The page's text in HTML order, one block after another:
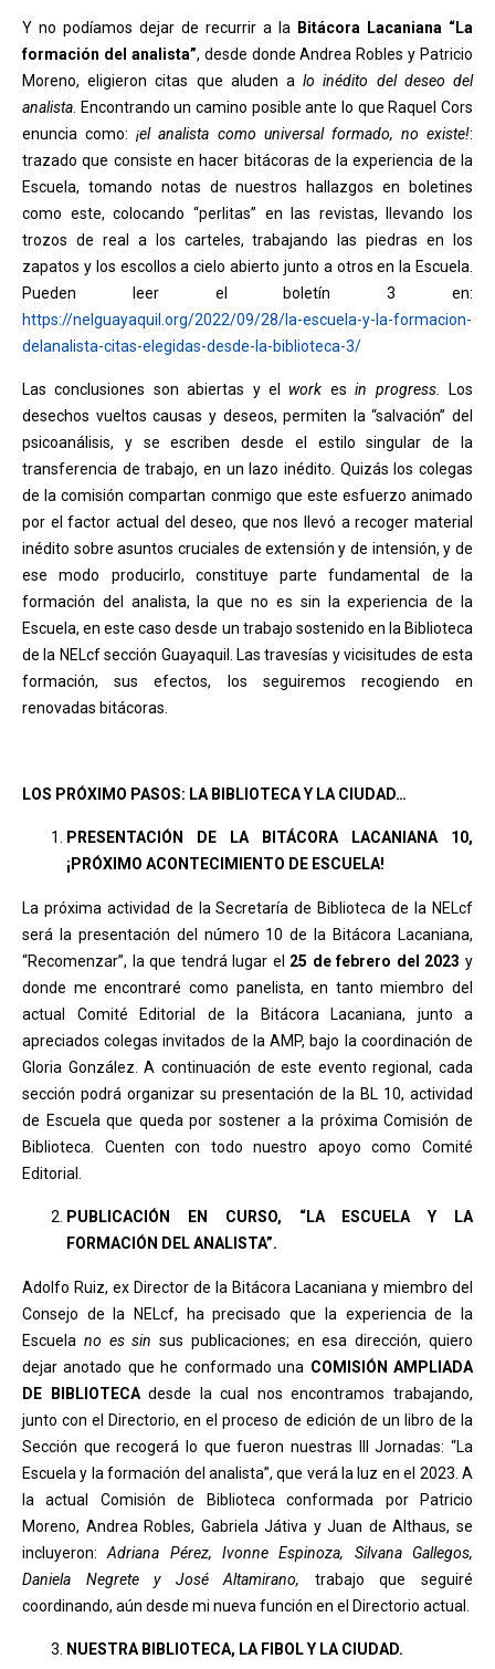
Y no podíamos dejar de recurrir a la Bitácora Lacaniana “La
formación del analista”, desde donde Andrea Robles y Patricio
Moreno, eligieron citas que aluden alo inédito del deseo del
analista . Encontrando un camino posible ante lo que Raquel Cors
enuncia como:¡el analista como universal formado, no existe!:
trazado que consiste en hacer bitácoras de la experiencia de la
Escuela, tomando notas de nuestros hallazgos en boletines
como este, colocando “perlitas” en las revistas, llevando los
trozos de real a los carteles, trabajando las piedras en los
zapatos y los escollos a cielo abierto junto a otros en la Escuela.
Pueden leer el boletín 3 en:
https://nelguayaquil.org/2022/09/28/la-escuela-y-la-formacion-
delanalista-citas-elegidas-desde-la-biblioteca-3/
Las conclusiones son abiertas y el work esin progress.
Los
desechos vueltos causas y deseos, permiten la “salvación” del
psicoanálisis, y se escriben desde el estilo singular de la
transferencia de trabajo, en un lazo inédito. Quizás los colegas
de la comisión compartan conmigo que este esfuerzo animado
por el factor actual del deseo, que nos llevó a recoger material
inédito sobre asuntos cruciales de extensión y de intensión, y de
ese modo producirlo, constituye parte fundamental de la
formación del analista, la que no es sin la experiencia de la
Escuela, en este caso desde un trabajo sostenido en la Biblioteca
de la NELcf sección Guayaquil. Las travesías y vicisitudes de esta
formación, sus efectos, los seguiremos recogiendo en
renovadas bitácoras.
LOS PRÓXIMO PASOS: LA BIBLIOTECA Y LA CIUDAD…
PRESENTACIÓN DE LA BITÁCORA LACANIANA 10,
¡PRÓXIMO ACONTECIMIENTO DE ESCUELA!
La próxima actividad de la Secretaría de Biblioteca de la NELcf
será la presentación del número 10 de la Bitácora Lacaniana,
“Recomenzar”, la que tendrá lugar el 25 de febrero del 2023 y
donde me encontraré como panelista, en tanto miembro del
actual Comité Editorial de la Bitácora Lacaniana, junto a
apreciados colegas invitados de la AMP, bajo la coordinación de
Gloria González. A continuación de este evento regional, cada
sección podrá organizar su presentación de la BL 10, actividad
de Escuela que queda por sostener a la próxima Comisión de
Biblioteca. Cuenten con todo nuestro apoyo como Comité
Editorial.
PUBLICACIÓN EN CURSO, “LA ESCUELA Y LA
FORMACIÓN DEL ANALISTA”.
Adolfo Ruiz, ex Director de la Bitácora Lacaniana y miembro del
Consejo de la NELcf, ha precisado que la experiencia de la
Escuela no es sin sus publicaciones; en esa dirección, quiero
dejar anotado que he conformado una COMISIÓN AMPLIADA
DE BIBLIOTECAdesde la cual nos encontramos trabajando,
junto con el Directorio, en el proceso de edición de un libro de la
Sección que recogerá lo que fueron nuestras III Jornadas: “La
Escuela y la formación del analista”, que verá la luz en el 2023. A
la actual Comisión de Biblioteca conformada por Patricio
Moreno, Andrea Robles, Gabriela Játiva y Juan de Althaus, se
incluyeron:Adriana Pérez, Ivonne Espinoza, Silvana Gallegos,
Daniela Negrete y José Altamirano, trabajo que seguiré
coordinando, aún desde mi nueva función en el Directorio actual.
NUESTRA BIBLIOTECA, LA FIBOL Y LA CIUDAD.